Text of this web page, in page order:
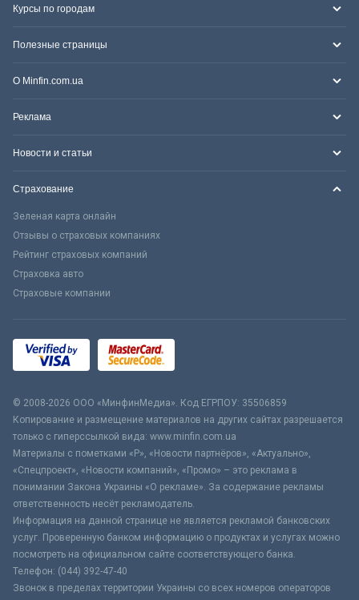
Курсы по городам
Полезные страницы
О Minfin.com.ua
Реклама
Новости и статьи
Страхование
Зеленая карта онлайн
Отзывы о страховых компаниях
Рейтинг страховых компаний
Страховка авто
Страховые компании
© 2008-2026 ООО «МинфинМедиа». Код ЕГРПОУ: 35506859
Копирование и размещение материалов на других сайтах разрешается
только с гиперссылкой вида: www.minfin.com.ua
Материалы с пометками «Р», «Новости партнёров», «Актуально»,
«Спецпроект», «Новости компаний», «Промо» – это реклама в
понимании Закона Украины «О рекламе». За содержание рекламы
ответственность несёт рекламодатель.
Информация на данной странице не является рекламой банковских
услуг. Проверенную банком информацию о продуктах и услугах можно
посмотреть на официальном сайте соответствующего банка.
Телефон: (044) 392-47-40
Звонок в пределах территории Украины со всех номеров операторов